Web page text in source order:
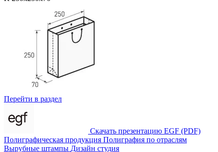
Перейти в раздел
Скачать презентацию EGF (PDF)
Полиграфическая продукция Полиграфия по отраслям
Вырубные штампы Дизайн студия